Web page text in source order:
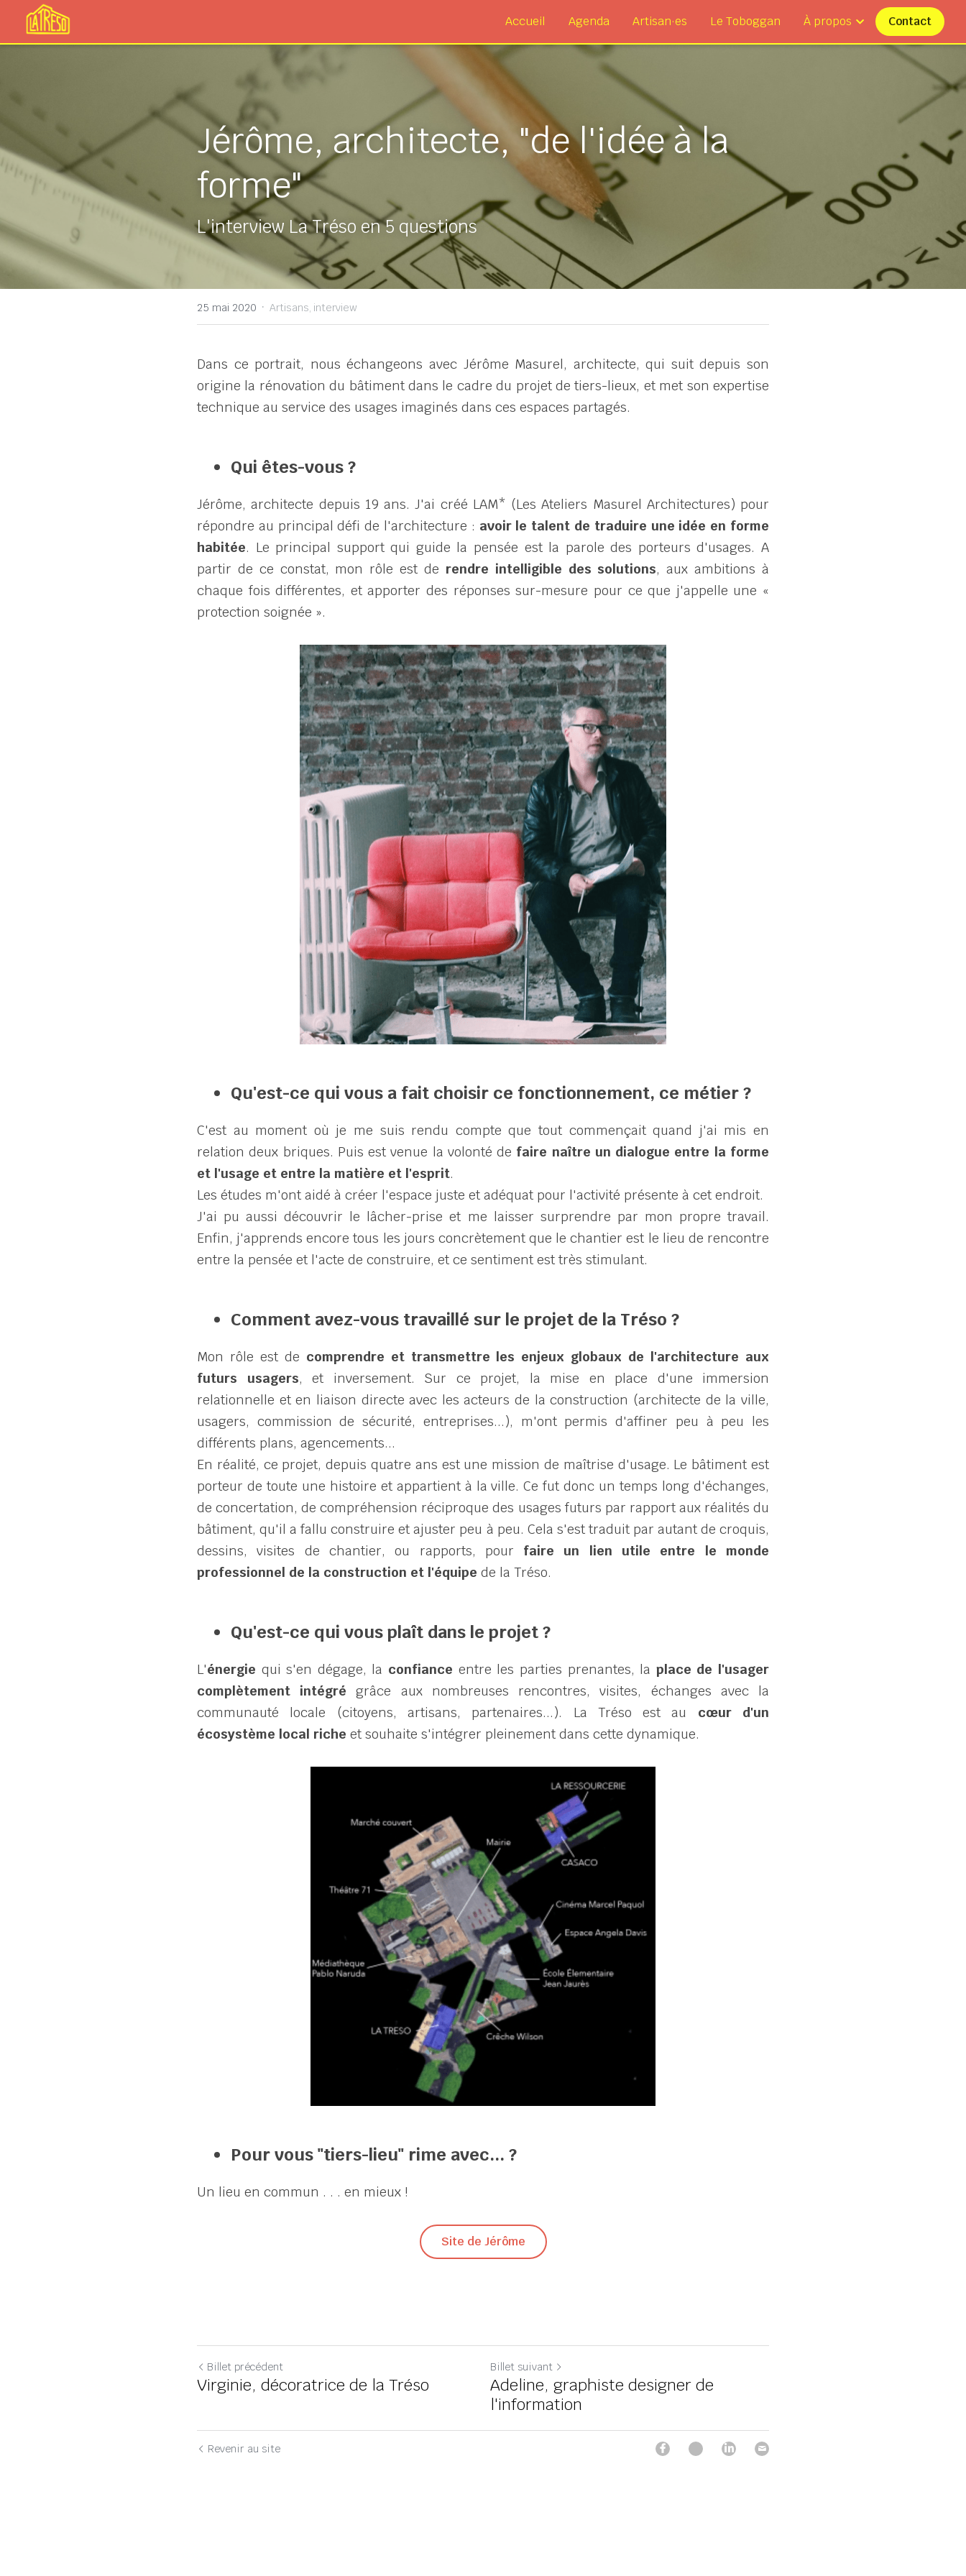
Accueil Agenda Artisan·es Le Toboggan À propos Contact
Jérôme, architecte, "de l'idée à la
forme"
L'interview La Tréso en 5 questions
25 mai 2020 · Artisans, interview
Dans ce portrait, nous échangeons avec Jérôme Masurel, architecte, qui suit depuis son
origine la rénovation du bâtiment dans le cadre du projet de tiers-lieux, et met son expertise
technique au service des usages imaginés dans ces espaces partagés.
Qui êtes-vous ?
Jérôme, architecte depuis 19 ans. J'ai créé LAM* (Les Ateliers Masurel Architectures) pour
répondre au principal défi de l'architecture : avoir le talent de traduire une idée en forme
habitée. Le principal support qui guide la pensée est la parole des porteurs d'usages. A
partir de ce constat, mon rôle est de rendre intelligible des solutions, aux ambitions à
chaque fois différentes, et apporter des réponses sur-mesure pour ce que j'appelle une «
protection soignée ».
Qu'est-ce qui vous a fait choisir ce fonctionnement, ce métier ?
C'est au moment où je me suis rendu compte que tout commençait quand j'ai mis en
relation deux briques. Puis est venue la volonté de faire naître un dialogue entre la forme
et l'usage et entre la matière et l'esprit.
Les études m'ont aidé à créer l'espace juste et adéquat pour l'activité présente à cet endroit.
J'ai pu aussi découvrir le lâcher-prise et me laisser surprendre par mon propre travail.
Enfin, j'apprends encore tous les jours concrètement que le chantier est le lieu de rencontre
entre la pensée et l'acte de construire, et ce sentiment est très stimulant.
Comment avez-vous travaillé sur le projet de la Tréso ?
Mon rôle est de comprendre et transmettre les enjeux globaux de l'architecture aux
futurs usagers, et inversement. Sur ce projet, la mise en place d'une immersion
relationnelle et en liaison directe avec les acteurs de la construction (architecte de la ville,
usagers, commission de sécurité, entreprises...), m'ont permis d'affiner peu à peu les
différents plans, agencements...
En réalité, ce projet, depuis quatre ans est une mission de maîtrise d'usage. Le bâtiment est
porteur de toute une histoire et appartient à la ville. Ce fut donc un temps long d'échanges,
de concertation, de compréhension réciproque des usages futurs par rapport aux réalités du
bâtiment, qu'il a fallu construire et ajuster peu à peu. Cela s'est traduit par autant de croquis,
dessins, visites de chantier, ou rapports, pour faire un lien utile entre le monde
professionnel de la construction et l'équipe de la Tréso.
Qu'est-ce qui vous plaît dans le projet ?
L'énergie qui s'en dégage, la confiance entre les parties prenantes, la place de l'usager
complètement intégré grâce aux nombreuses rencontres, visites, échanges avec la
communauté locale (citoyens, artisans, partenaires...). La Tréso est au cœur d'un
écosystème local riche et souhaite s'intégrer pleinement dans cette dynamique.
Pour vous "tiers-lieu" rime avec... ?
Un lieu en commun . . . en mieux !
Site de Jérôme
Billet précédent
Virginie, décoratrice de la Tréso
Billet suivant
Adeline, graphiste designer de
l'information
Revenir au site